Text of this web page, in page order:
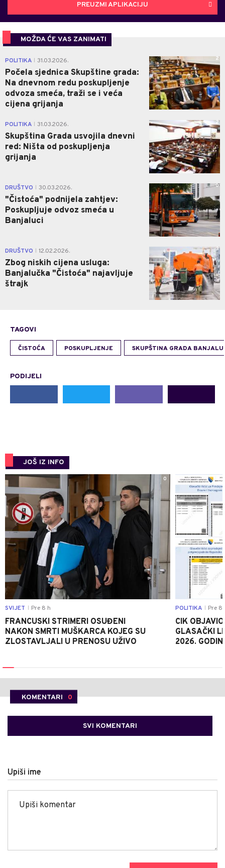
PREUZMI APLIKACIJU
MOŽDA ĆE VAS ZANIMATI
POLITIKA 31.03.2026.
Počela sjednica Skupštine grada:
Na dnevnom redu poskupljenje
odvoza smeća, traži se i veća
cijena grijanja
2
POLITIKA 31.03.2026.
Skupština Grada usvojila dnevni
red: Ništa od poskupljenja
grijanja
2
DRUŠTVO 30.03.2026.
"Čistoća" podnijela zahtjev:
Poskupljuje odvoz smeća u
Banjaluci
0
DRUŠTVO 12.02.2026.
Zbog niskih cijena usluga:
Banjalučka "Čistoća" najavljuje
štrajk
3
TAGOVI
ČISTOĆA POSKUPLJENJE SKUPŠTINA GRADA
PODIJELI
JOŠ IZ INFO
0
SVIJET Pre 8 h
FRANCUSKI STRIMERI OSUĐENI
NAKON SMRTI MUŠKARCA KOJEG SU
ZLOSTAVLJALI U PRENOSU UŽIVO
POLITIKA Pre 8
CIK
GLASAČKI
2026.
KOMENTARI 0
SVI KOMENTARI
Upiši ime